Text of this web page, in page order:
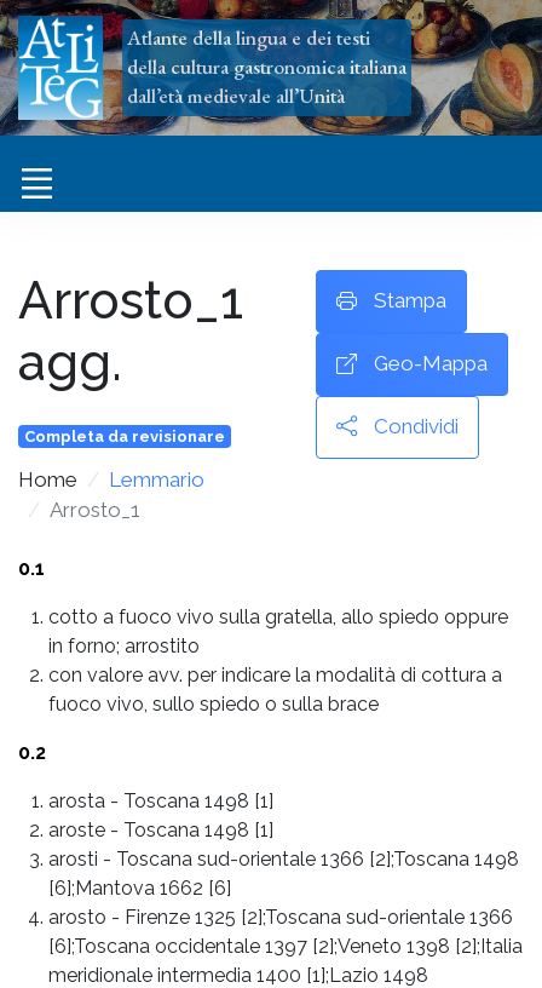
Atlante della lingua e dei testi
della cultura gastronomica italiana
dall’età medievale all’Unità
Arrosto_1
agg.
Completa da revisionare
Home
Lemmario
Arrosto_1
Stampa
Geo-Mappa
Condividi
0.1
cotto a fuoco vivo sulla gratella, allo spiedo oppure
in forno; arrostito
con valore avv. per indicare la modalità di cottura a
fuoco vivo, sullo spiedo o sulla brace
0.2
arosta - Toscana 1498 [1]
aroste - Toscana 1498 [1]
arosti - Toscana sud-orientale 1366 [2];Toscana 1498
[6];Mantova 1662 [6]
arosto - Firenze 1325 [2];Toscana sud-orientale 1366
[6];Toscana occidentale 1397 [2];Veneto 1398 [2];Italia
meridionale intermedia 1400 [1];Lazio 1498